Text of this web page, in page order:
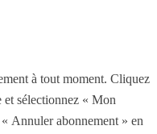
à tout moment. Cliquez
et sélectionnez « Mon
Annuler abonnement » en